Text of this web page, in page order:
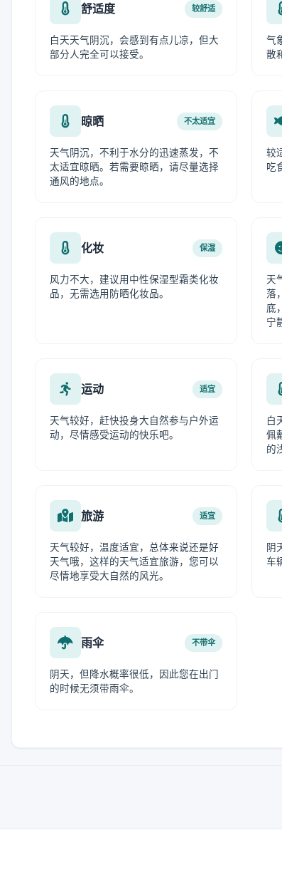
舒适度 较舒适
白天天气阴沉，会感到有点儿凉，但大
部分人完全可以接受。
气
散
晾晒 不太适宜
天气阴沉，不利于水分的迅速蒸发，不
太适宜晾晒。若需要晾晒，请尽量选择
通风的地点。
较
吃
化妆 保湿
风力不大，建议用中性保湿型霜类化妆
品，无需选用防晒化妆品。
天
落
底
宁
运动 适宜
天气较好，赶快投身大自然参与户外运
动，尽情感受运动的快乐吧。
白
佩
的
旅游 适宜
天气较好，温度适宜，总体来说还是好
天气哦，这样的天气适宜旅游，您可以
尽情地享受大自然的风光。
阴
车
雨伞 不带伞
阴天，但降水概率很低，因此您在出门
的时候无须带雨伞。